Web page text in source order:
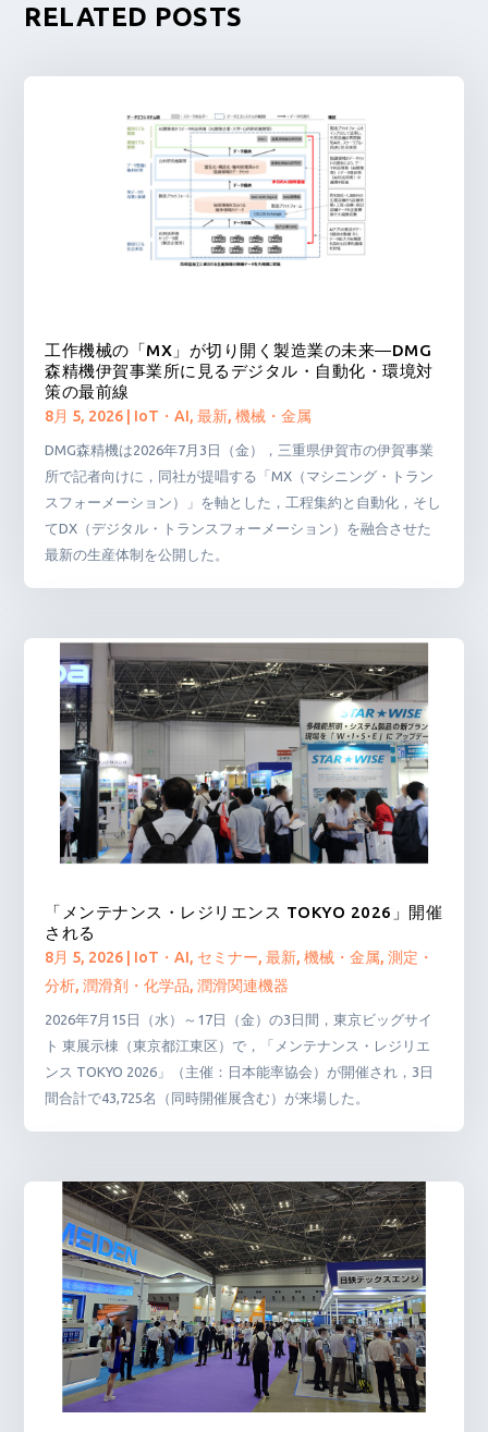
RELATED POSTS
工作機械の「MX」が切り開く製造業の未来―DMG
森精機伊賀事業所に見るデジタル・自動化・環境対
策の最前線
8月 5, 2026 | IoT・AI,最新,機械・金属
DMG森精機は2026年7月3日（金），三重県伊賀市の伊賀事業
所で記者向けに，同社が提唱する「MX（マシニング・トラン
スフォーメーション）」を軸とした，工程集約と自動化，そし
てDX（デジタル・トランスフォーメーション）を融合させた
最新の生産体制を公開した。
「メンテナンス・レジリエンス TOKYO 2026」開催
される
8月 5, 2026 IoT・AI, セミナー,最新,機械・金属,測定・
分析,潤滑剤・化学品,潤滑関連機器
2026年7月15日（水）～17日（金）の3日間，東京ビッグサイ
ト 東展示棟（東京都江東区）で，「メンテナンス・レジリエ
ンス TOKYO 2026」（主催：日本能率協会）が開催され，3日
間合計で43,725名（同時開催展含む）が来場した。